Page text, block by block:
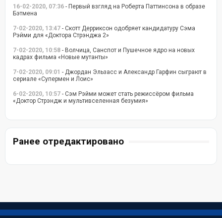
16-02-2020, 07:36 - Первый взгляд на Роберта Паттинсона в образе
Бэтмена
7-02-2020, 13:47 - Скотт Дерриксон одобряет кандидатуру Сэма
Рэйми для «Доктора Стрэнджа 2»
7-02-2020, 10:58 - Волчица, Санспот и Пушечное ядро на новых
кадрах фильма «Новые мутанты»
7-02-2020, 09:01 - Джордан Эльзасс и Александр Гарфин сыграют в
сериале «Супермен и Лоис»
6-02-2020, 10:57 - Сэм Рэйми может стать режиссёром фильма
«Доктор Стрэндж и мультивселенная безумия»
Ранее отредактировано